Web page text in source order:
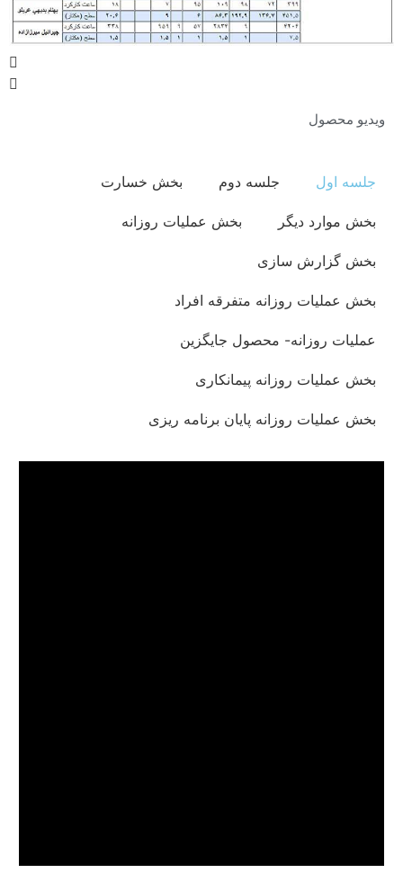
ویدیو محصول
جلسه اول جلسه دوم بخش خسارت
بخش موارد دیگر بخش عملیات روزانه
بخش گزارش سازی
بخش عملیات روزانه متفرقه افراد
عملیات روزانه- محصول جایگزین
بخش عملیات روزانه پیمانکاری
بخش عملیات روزانه پایان برنامه ریزی